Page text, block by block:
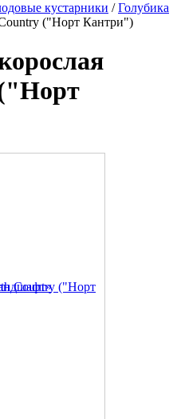
кустарники /Голубика
("Норт Кантри")